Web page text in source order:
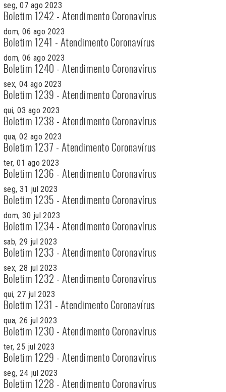
seg, 07 ago 2023
Boletim 1242 - Atendimento Coronavírus
dom, 06 ago 2023
Boletim 1241 - Atendimento Coronavírus
dom, 06 ago 2023
Boletim 1240 - Atendimento Coronavírus
sex, 04 ago 2023
Boletim 1239 - Atendimento Coronavírus
qui, 03 ago 2023
Boletim 1238 - Atendimento Coronavírus
qua, 02 ago 2023
Boletim 1237 - Atendimento Coronavírus
ter, 01 ago 2023
Boletim 1236 - Atendimento Coronavírus
seg, 31 jul 2023
Boletim 1235 - Atendimento Coronavírus
dom, 30 jul 2023
Boletim 1234 - Atendimento Coronavírus
sab, 29 jul 2023
Boletim 1233 - Atendimento Coronavírus
sex, 28 jul 2023
Boletim 1232 - Atendimento Coronavírus
qui, 27 jul 2023
Boletim 1231 - Atendimento Coronavírus
qua, 26 jul 2023
Boletim 1230 - Atendimento Coronavírus
ter, 25 jul 2023
Boletim 1229 - Atendimento Coronavírus
seg, 24 jul 2023
Boletim 1228 - Atendimento Coronavírus